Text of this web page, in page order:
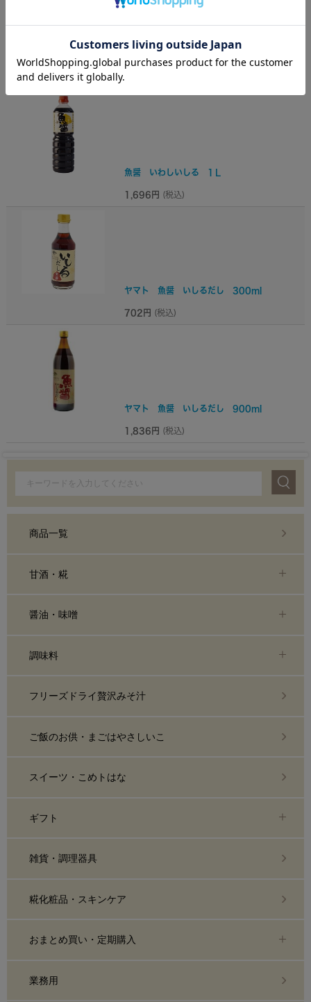
魚醤 いかいしり 1Ｌ
魚醤 いわしいしる 1Ｌ
1,696円 (税込)
ヤマト 魚醤 いしるだし 300ml
702円 (税込)
ヤマト 魚醤 いしるだし 900ml
1,836円 (税込)
商品一覧
甘酒・糀
醤油・味噌
調味料
フリーズドライ贅沢みそ汁
ご飯のお供・まごはやさしいこ
スイーツ・こめトはな
ギフト
雑貨・調理器具
糀化粧品・スキンケア
おまとめ買い・定期購入
業務用